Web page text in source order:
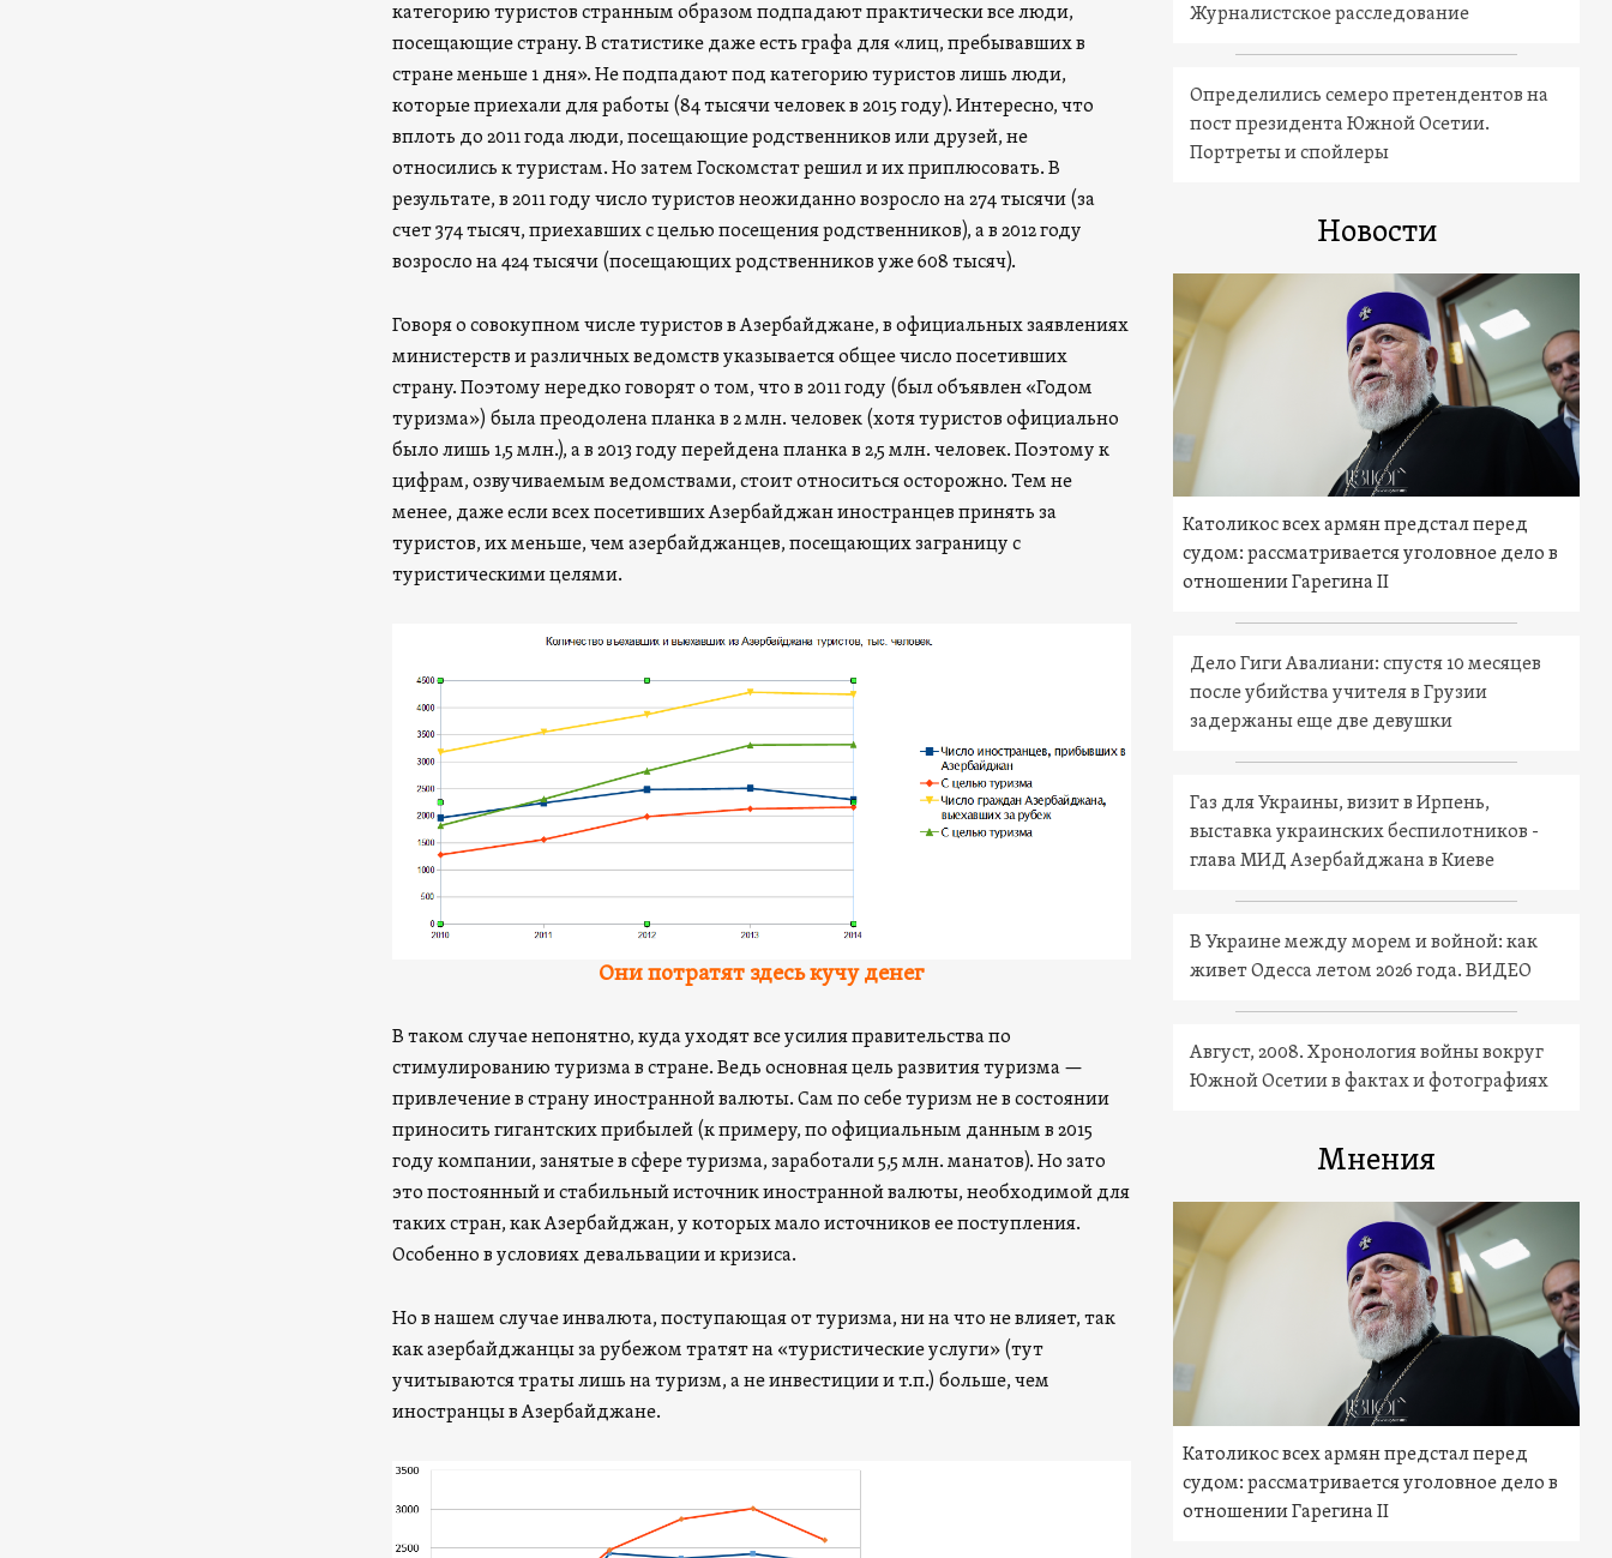
категорию туристов странным образом подпадают практически все люди,
посещающие страну. В статистике даже есть графа для «лиц, пребывавших в
стране меньше 1 дня». Не подпадают под категорию туристов лишь люди,
которые приехали для работы (84 тысячи человек в 2015 году). Интересно, что
вплоть до 2011 года люди, посещающие родственников или друзей, не
относились к туристам. Но затем Госкомстат решил и их приплюсовать. В
результате, в 2011 году число туристов неожиданно возросло на 274 тысячи (за
счет 374 тысяч, приехавших с целью посещения родственников), а в 2012 году
возросло на 424 тысячи (посещающих родственников уже 608 тысяч).
Говоря о совокупном числе туристов в Азербайджане, в официальных заявлениях
министерств и различных ведомств указывается общее число посетивших
страну. Поэтому нередко говорят о том, что в 2011 году (был объявлен «Годом
туризма») была преодолена планка в 2 млн. человек (хотя туристов официально
было лишь 1,5 млн.), а в 2013 году перейдена планка в 2,5 млн. человек. Поэтому к
цифрам, озвучиваемым ведомствами, стоит относиться осторожно. Тем не
менее, даже если всех посетивших Азербайджан иностранцев принять за
туристов, их меньше, чем азербайджанцев, посещающих заграницу с
туристическими целями.
Они потратят здесь кучу денег
В таком случае непонятно, куда уходят все усилия правительства по
стимулированию туризма в стране. Ведь основная цель развития туризма —
привлечение в страну иностранной валюты. Сам по себе туризм не в состоянии
приносить гигантских прибылей (к примеру, по официальным данным в 2015
году компании, занятые в сфере туризма, заработали 5,5 млн. манатов). Но зато
это постоянный и стабильный источник иностранной валюты, необходимой для
таких стран, как Азербайджан, у которых мало источников ее поступления.
Особенно в условиях девальвации и кризиса.
Но в нашем случае инвалюта, поступающая от туризма, ни на что не влияет, так
как азербайджанцы за рубежом тратят на «туристические услуги» (тут
учитываются траты лишь на туризм, а не инвестиции и т.п.) больше, чем
иностранцы в Азербайджане.
Журналистское расследование
Определились семеро претендентов на
пост президента Южной Осетии.
Портреты и спойлеры
Новости
Католикос всех армян предстал перед
судом: рассматривается уголовное дело в
отношении Гарегина II
Дело Гиги Авалиани: спустя 10 месяцев
после убийства учителя в Грузии
задержаны еще две девушки
Газ для Украины, визит в Ирпень,
выставка украинских беспилотников -
глава МИД Азербайджана в Киеве
В Украине между морем и войной: как
живет Одесса летом 2026 года. ВИДЕО
Август, 2008. Хронология войны вокруг
Южной Осетии в фактах и фотографиях
Мнения
Католикос всех армян предстал перед
судом: рассматривается уголовное дело в
отношении Гарегина II